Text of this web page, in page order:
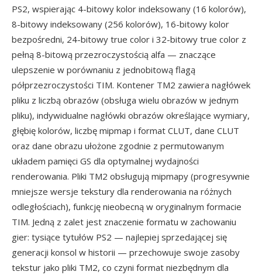
PS2, wspierając 4-bitowy kolor indeksowany (16 kolorów),
8-bitowy indeksowany (256 kolorów), 16-bitowy kolor
bezpośredni, 24-bitowy true color i 32-bitowy true color z
pełną 8-bitową przezroczystością alfa — znaczące
ulepszenie w porównaniu z jednobitową flagą
półprzezroczystości TIM. Kontener TM2 zawiera nagłówek
pliku z liczbą obrazów (obsługa wielu obrazów w jednym
pliku), indywidualne nagłówki obrazów określające wymiary,
głębię kolorów, liczbę mipmap i format CLUT, dane CLUT
oraz dane obrazu ułożone zgodnie z permutowanym
układem pamięci GS dla optymalnej wydajności
renderowania. Pliki TM2 obsługują mipmapy (progresywnie
mniejsze wersje tekstury dla renderowania na różnych
odległościach), funkcję nieobecną w oryginalnym formacie
TIM. Jedną z zalet jest znaczenie formatu w zachowaniu
gier: tysiące tytułów PS2 — najlepiej sprzedającej się
generacji konsol w historii — przechowuje swoje zasoby
tekstur jako pliki TM2, co czyni format niezbędnym dla